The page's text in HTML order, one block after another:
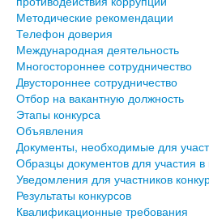
Методические рекомендации
Телефон доверия
Международная деятельность
Многостороннее сотрудничество
Двустороннее сотрудничество
Отбор на вакантную должность
Этапы конкурса
Объявления
Документы, необходимые для
Образцы документов для участия в
Уведомления для участников
Результаты конкурсов
Квалификационные требования